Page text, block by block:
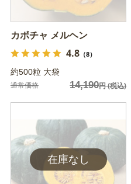
カボチャ メルヘン
4.8（8）
約500粒 大袋
通常価格 14,190円(税込)